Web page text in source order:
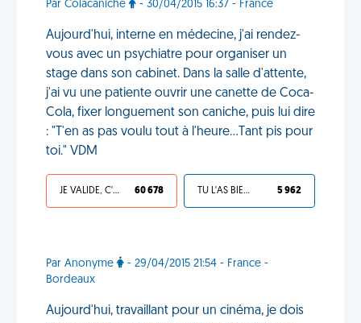
Par Colacaniche - 30/04/2015 16:37 - France
Aujourd'hui, interne en médecine, j'ai rendez-
vous avec un psychiatre pour organiser un
stage dans son cabinet. Dans la salle d'attente,
j'ai vu une patiente ouvrir une canette de Coca-
Cola, fixer longuement son caniche, puis lui dire
: "T'en as pas voulu tout à l'heure...Tant pis pour
toi." VDM
JE VALIDE, C'EST UNE VDM 60 678 TU L'AS BIEN MÉRITÉ 5 962
Par Anonyme
- 29/04/2015 21:54 - France -
Bordeaux
Aujourd'hui, travaillant pour un cinéma, je dois